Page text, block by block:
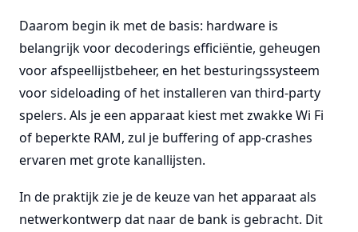
Daarom begin ik met de basis: hardware is
belangrijk voor decoderings efficiëntie, geheugen
voor afspeellijstbeheer, en het besturingssysteem
voor sideloading of het installeren van third-party
spelers. Als je een apparaat kiest met zwakke Wi Fi
of beperkte RAM, zul je buffering of app-crashes
ervaren met grote kanallijsten.
In de praktijk zie je de keuze van het apparaat als
netwerkontwerp dat naar de bank is gebracht. Dit